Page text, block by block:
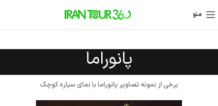
منو
پانوراما
برخی از نمونه تصاویر پانوراما با نمای سیاره کوچک